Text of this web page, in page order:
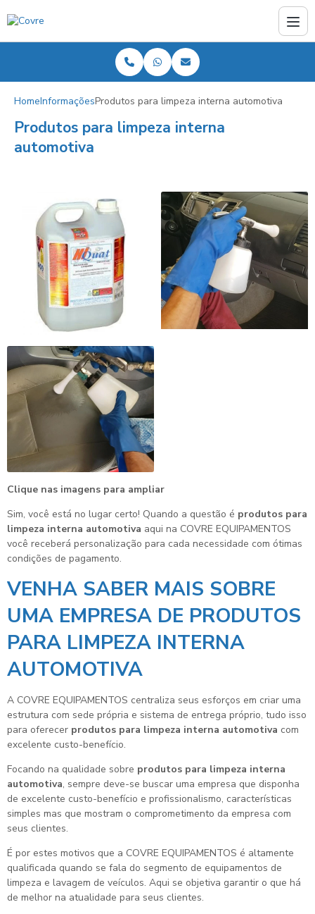
HomeInformaçõesProdutos para limpeza interna automotiva
Produtos para limpeza interna
automotiva
Clique nas imagens para ampliar
Sim, você está no lugar certo! Quando a questão é produtos para
limpeza interna automotiva aqui na COVRE EQUIPAMENTOS
você receberá personalização para cada necessidade com ótimas
condições de pagamento.
VENHA SABER MAIS SOBRE
UMA EMPRESA DE PRODUTOS
PARA LIMPEZA INTERNA
AUTOMOTIVA
A COVRE EQUIPAMENTOS centraliza seus esforços em criar uma
estrutura com sede própria e sistema de entrega próprio, tudo isso
para oferecer produtos para limpeza interna automotiva com
excelente custo-benefício.
Focando na qualidade sobre produtos para limpeza interna
automotiva, sempre deve-se buscar uma empresa que disponha
de excelente custo-benefício e profissionalismo, características
simples mas que mostram o comprometimento da empresa com
seus clientes.
É por estes motivos que a COVRE EQUIPAMENTOS é altamente
qualificada quando se fala do segmento de equipamentos de
limpeza e lavagem de veículos. Aqui se objetiva garantir o que há
de melhor na atualidade para seus clientes.